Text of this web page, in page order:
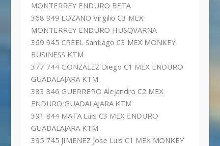
MONTERREY ENDURO BETA
368 949 LOZANO Virgilio C3 MEX
MONTERREY ENDURO HUSQVARNA
369 945 CREEL Santiago C3 MEX MONKEY
BUSINESS KTM
377 744 GONZALEZ Diego C1 MEX ENDURO
GUADALAJARA KTM
383 846 GUERRERO Alejandro C2 MEX
ENDURO GUADALAJARA KTM
391 844 MATA Luis C3 MEX ENDURO
GUADALAJARA KTM
395 745 JIMENEZ Jose Luis C1 MEX MONKEY